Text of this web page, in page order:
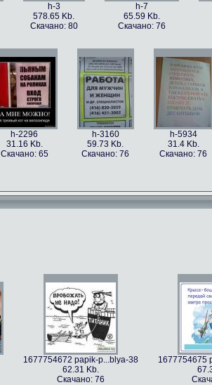
h-3
578.65 Kb.
Скачано: 80
h-7
65.59 Kb.
Скачано: 76
h-2296
31.16 Kb.
Скачано: 65
h-3160
59.73 Kb.
Скачано: 76
h-5934
31.4 Kb.
Скачано: 76
1677754672 papik-p...blya-38
62.31 Kb.
Скачано: 76
1677754675